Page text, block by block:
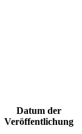
Datum der
Veröffentlichung